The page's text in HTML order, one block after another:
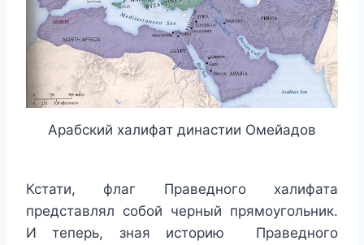
Арабский халифат династии Омейадов
Кстати, флаг Праведного халифата
представлял собой черный прямоугольник.
И теперь, зная историю Праведного